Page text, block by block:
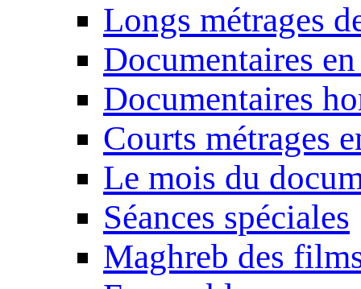
Longs métrages
Documentaires
Documentaires
Courts métrages
Le mois du
Séances spéciales
Maghreb des